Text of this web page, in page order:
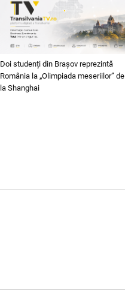
Doi studenți din Brașov reprezintă
România la „Olimpiada meseriilor” de
la Shanghai